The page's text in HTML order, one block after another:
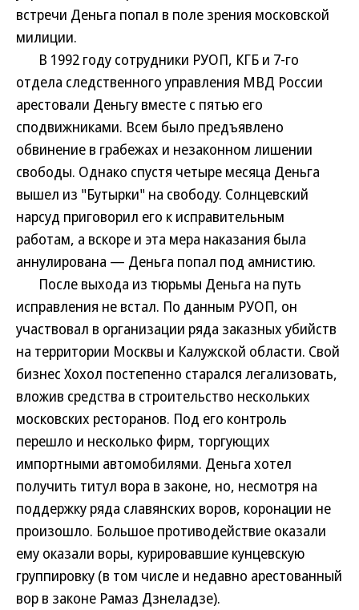
встречи Деньга попал в поле зрения московской
милиции.
В 1992 году сотрудники РУОП, КГБ и 7-го
отдела следственного управления МВД России
арестовали Деньгу вместе с пятью его
сподвижниками. Всем было предъявлено
обвинение в грабежах и незаконном лишении
свободы. Однако спустя четыре месяца Деньга
вышел из "Бутырки" на свободу. Солнцевский
нарсуд приговорил его к исправительным
работам, а вскоре и эта мера наказания была
аннулирована — Деньга попал под амнистию.
После выхода из тюрьмы Деньга на путь
исправления не встал. По данным РУОП, он
участвовал в организации ряда заказных убийств
на территории Москвы и Калужской области. Свой
бизнес Хохол постепенно старался легализовать,
вложив средства в строительство нескольких
московских ресторанов. Под его контроль
перешло и несколько фирм, торгующих
импортными автомобилями. Деньга хотел
получить титул вора в законе, но, несмотря на
поддержку ряда славянских воров, коронации не
произошло. Большое противодействие оказали
ему оказали воры, курировавшие кунцевскую
группировку (в том числе и недавно арестованный
вор в законе Рамаз Дзнеладзе).